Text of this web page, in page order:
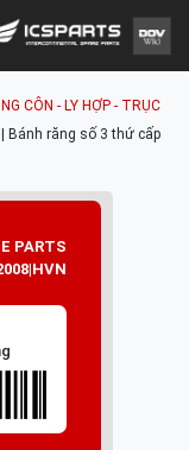
CÔN - LY HỢP - TRỤC
Bánh răng số 3 thứ cấp
PARTS